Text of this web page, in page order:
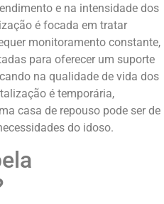
e na intensidade dos
é focada em tratar
monitoramento constante,
para oferecer um suporte
na qualidade de vida dos
é temporária,
casa de repouso pode ser de
do idoso.